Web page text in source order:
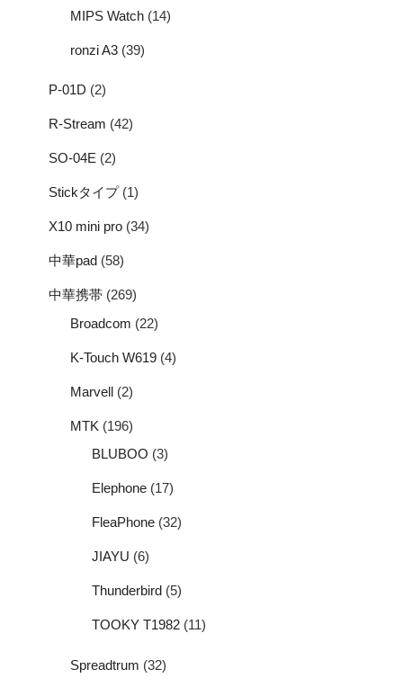
MIPS Watch (14)
ronzi A3 (39)
P-01D (2)
R-Stream (42)
SO-04E (2)
Stickタイプ(1)
X10 mini pro (34)
中華pad (58)
中華携帯 (269)
Broadcom (22)
K-Touch W619 (4)
Marvell (2)
MTK (196)
BLUBOO (3)
Elephone (17)
FleaPhone (32)
JIAYU (6)
Thunderbird (5)
TOOKY T1982 (11)
Spreadtrum (32)